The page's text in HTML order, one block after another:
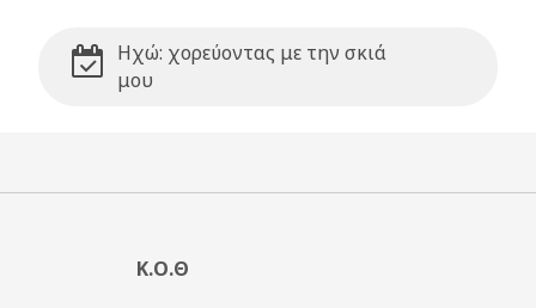
Ηχώ: χορεύοντας με την σκιά
μου
Κ.Ο.Θ